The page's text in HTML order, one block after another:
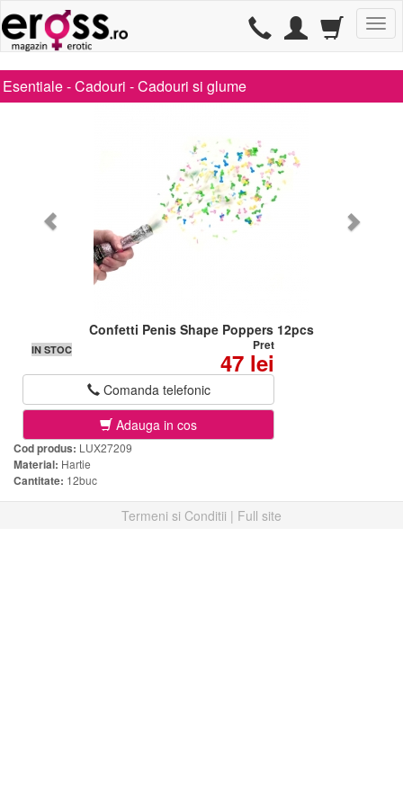
TG
Esentiale -Cadouri -Cadouri si glume
Confetti Penis Shape Poppers 12pcs
IN STOC Pret
47 lei
Comanda telefonic
Adauga in cos
Cod produs: LUX27209
Material: Hartie
Cantitate: 12buc
Termeni si Conditii | Full site